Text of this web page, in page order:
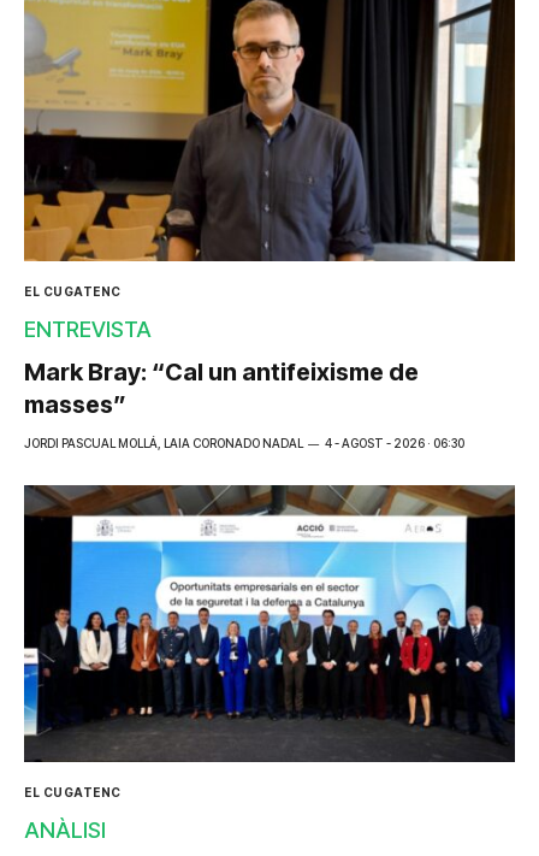
EL CUGATENC
ENTREVISTA
Mark Bray: “Cal un antifeixisme de
masses”
JORDI PASCUAL MOLLÁ, LAIA CORONADO NADAL 4 - AGOST - 2026 · 06:30
EL CUGATENC
ANÀLISI